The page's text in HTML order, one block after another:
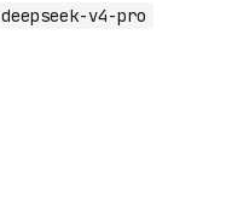
deepseek-v4-pro